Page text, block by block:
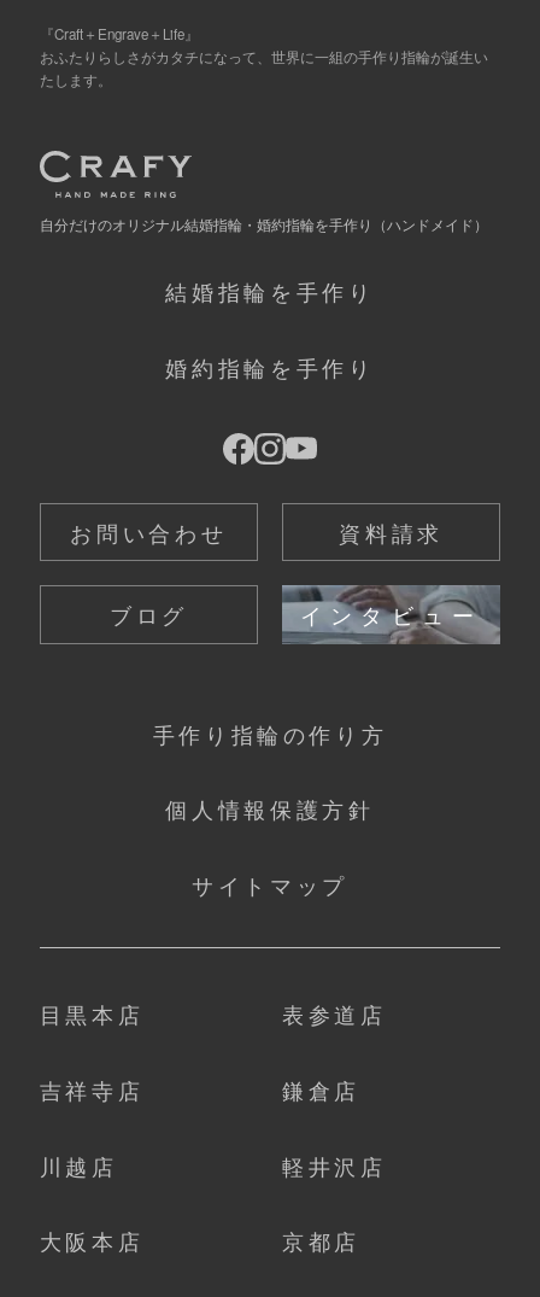
『Craft＋Engrave＋Life』
おふたりらしさがカタチになって、世界に一組の手作り指輪が誕生い
たします。
自分だけのオリジナル結婚指輪・婚約指輪を手作り （ハンドメイド）
結婚指輪を手作り
婚約指輪を手作り
お問い合わせ 資料請求
ブログ インタビュー
手作り指輪の作り方
個人情報保護方針
サイトマップ
目黒本店 表参道店
吉祥寺店 鎌倉店
川越店 軽井沢店
大阪本店 京都店